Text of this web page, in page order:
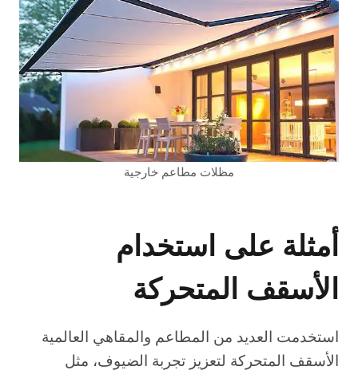
مظلات مطاعم خارجية
أمثلة على استخدام
الأسقف المتحركة
استخدمت العديد من المطاعم والمقاهي العالمية
الأسقف المتحركة لتعزيز تجربة الضيوف، مثل